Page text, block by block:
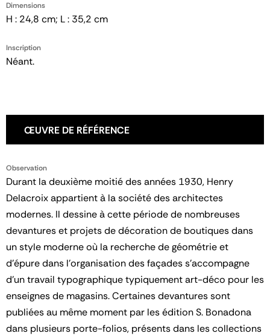
Dimensions
H : 24,8 cm; L : 35,2 cm
Inscription
Néant.
ŒUVRE DE RÉFÉRENCE
Observation
Durant la deuxième moitié des années 1930, Henry
Delacroix appartient à la société des architectes
modernes. Il dessine à cette période de nombreuses
devantures et projets de décoration de boutiques dans
un style moderne où la recherche de géométrie et
d'épure dans l'organisation des façades s'accompagne
d'un travail typographique typiquement art-déco pour les
enseignes de magasins. Certaines devantures sont
publiées au même moment par les édition S. Bonadona
dans plusieurs porte-folios, présents dans les collections